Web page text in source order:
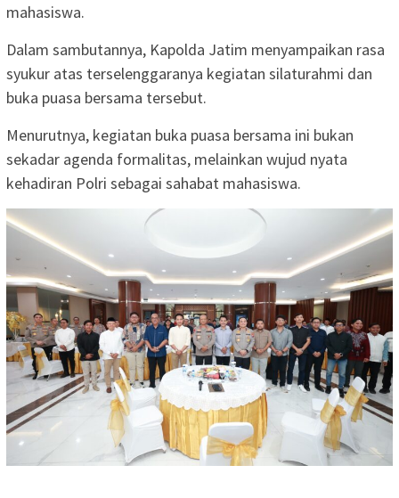
mahasiswa.
Dalam sambutannya, Kapolda Jatim menyampaikan rasa
syukur atas terselenggaranya kegiatan silaturahmi dan
buka puasa bersama tersebut.
Menurutnya, kegiatan buka puasa bersama ini bukan
sekadar agenda formalitas, melainkan wujud nyata
kehadiran Polri sebagai sahabat mahasiswa.